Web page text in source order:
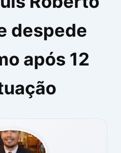
despede
após 12